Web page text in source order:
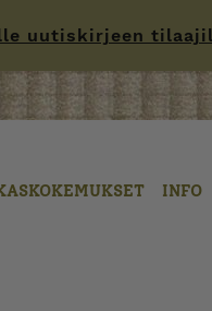
uutiskirjeen
INFO